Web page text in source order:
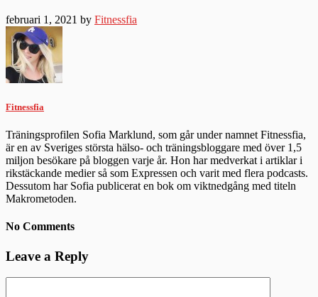
februari 1, 2021 by Fitnessfia
Fitnessfia
Träningsprofilen Sofia Marklund, som går under namnet Fitnessfia,
är en av Sveriges största hälso- och träningsbloggare med över 1,5
miljon besökare på bloggen varje år. Hon har medverkat i artiklar i
rikstäckande medier så som Expressen och varit med flera podcasts.
Dessutom har Sofia publicerat en bok om viktnedgång med titeln
Makrometoden.
No Comments
Leave a Reply